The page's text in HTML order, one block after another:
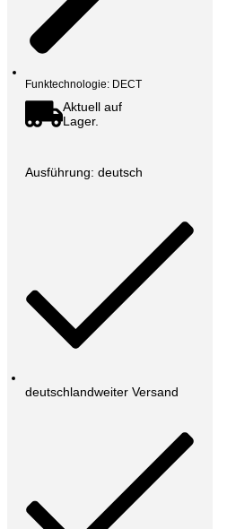
Funktechnologie: DECT
Aktuell auf
Lager.
Ausführung: deutsch
deutschlandweiter Versand